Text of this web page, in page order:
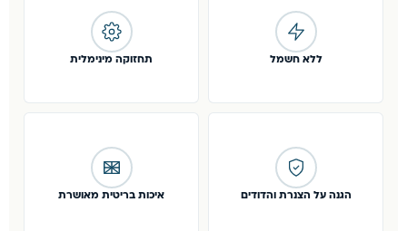
ללא חשמל תחזוקה מינימלית
הגנה על הצנרת והדודים איכות בריטית מאושרת